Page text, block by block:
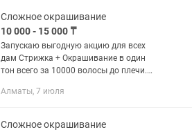
Сложное окрашивание
10 000 - 15 000 ₸
Запускаю выгодную акцию для всех
дам Стрижка + Окрашивание в один
тон всего за 10000 волосы до плечи.
Сложное окрашивание от 10-25 тысяч
Алматы, 7 июля
Сложное окрашивание